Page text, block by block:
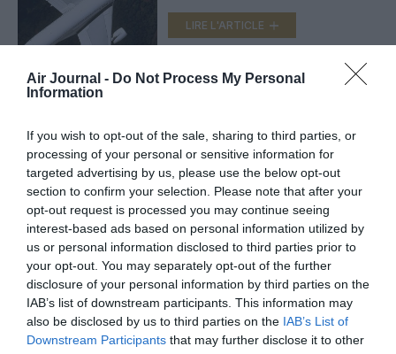
Air Journal - Do Not Process My Personal
Information
If you wish to opt-out of the sale, sharing to third parties, or
processing of your personal or sensitive information for
targeted advertising by us, please use the below opt-out
section to confirm your selection. Please note that after your
opt-out request is processed you may continue seeing
interest-based ads based on personal information utilized by
us or personal information disclosed to third parties prior to
your opt-out. You may separately opt-out of the further
disclosure of your personal information by third parties on the
IAB’s list of downstream participants. This information may
also be disclosed by us to third parties on the IAB’s List of
Downstream Participants that may further disclose it to other
LIRE L'ARTICLE
LIRE L'ARTICLE
VOIR PLUS D'ARTICLES
FAIRE UN DON